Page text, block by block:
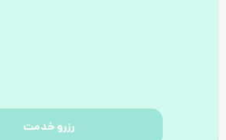
رزرو خدمت